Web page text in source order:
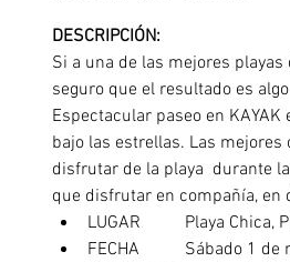
DESCRIPCIÓN:
Si a una de las mejores
seguro que el resultado es
Espectacular paseo en
bajo las estrellas. Las
disfrutar de la playa  durante
que disfrutar en compañía, en
LUGAR	  Playa
FECHA